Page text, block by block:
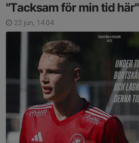
"Tacksam för min tid här"
23 jun, 14:04